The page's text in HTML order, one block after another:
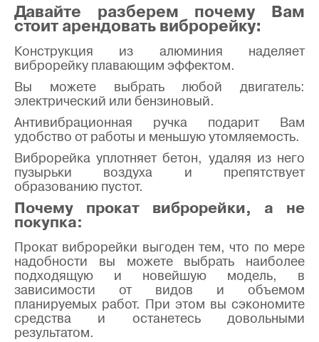
Давайте разберем почему Вам
стоит арендовать виброрейку:
Конструкция из алюминия наделяет
виброрейку плавающим эффектом.
Вы можете выбрать любой двигатель:
электрический или бензиновый.
Антивибрационная ручка подарит Вам
удобство от работы и меньшую утомляемость.
Виброрейка уплотняет бетон, удаляя из него
пузырьки воздуха и препятствует
образованию пустот.
Почему прокат виброрейки, а не
покупка:
Прокат виброрейки выгоден тем, что по мере
надобности вы можете выбрать наиболее
подходящую и новейшую модель, в
зависимости от видов и объемом
планируемых работ. При этом вы сэкономите
средства и останетесь довольными
результатом.